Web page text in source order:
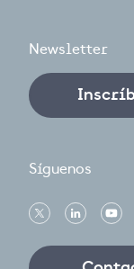
Newsletter
Síguenos